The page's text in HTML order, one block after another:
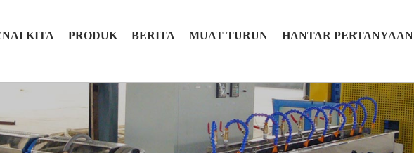
KITA PRODUK BERITA MUAT TURUN HANTAR PERTANYAAN